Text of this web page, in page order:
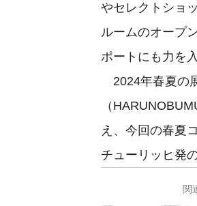
やセレクトショ
ルームのオープ
ポートにも力を
2024年春夏の
（
え、今回の春夏
チューリッヒ発
関